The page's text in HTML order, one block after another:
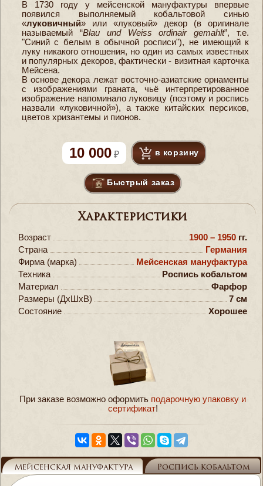
В 1730 году у мейсенской мануфактуры впервые
появился выполняемый кобальтовой синью
«луковичный» или «луковый» декор (в оригинале
называемый “Blau und Weiss ordinair gemahlt”, т.е.
"Синий с белым в обычной росписи"), не имеющий к
луку никакого отношения, но один из самых известных
и популярных декоров, фактически - визитная карточка
Мейсена.
В основе декора лежат восточно-азиатские орнаменты
с изображениями граната, чьё интерпретированное
изображение напоминало луковицу (поэтому и роспись
назвали «луковичной»), а также китайских персиков,
цветов хризантемы и пионов.
10 000 в корзину
Быстрый заказ
Характеристики
Возраст 1900 – 1950 гг.
Страна
Германия
Фирма (марка)
Мейсенская мануфактура
Техника
Роспись кобальтом
Материал
Фарфор
Размеры (ДxШxВ)
7 см
Состояние
Хорошее
При заказе возможно оформить подарочную упаковку и
сертификат!
Справочник
Мейсенская мануфактура Роспись кобальтом